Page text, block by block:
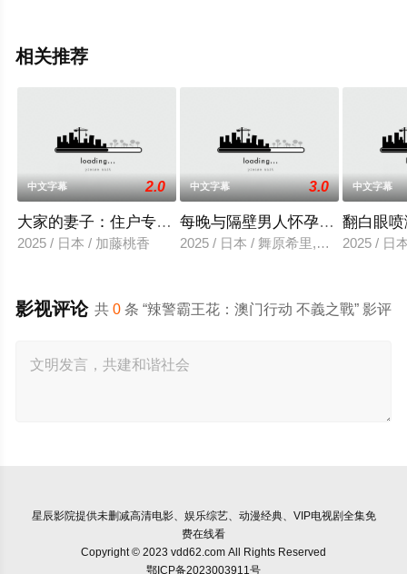
相关推荐
中文字幕 2.0
大家的妻子：住户专用洞口
2025 / 日本 / 加藤桃香
中文字幕 3.0
每晚与隔壁男人怀孕性爱
2025 / 日本 / 舞原希里,佐川金二
中文字幕
翻白眼
2025 / 日
共0 条 “辣警霸王花：澳门行动 不義之戰” 影评
影视评论
星辰影院提供未删减高清电影、娱乐综艺、动漫经典、VIP电视剧全集免
费在线看
Copyright © 2023 vdd62.com All Rights Reserved
鄂ICP备2023003911号